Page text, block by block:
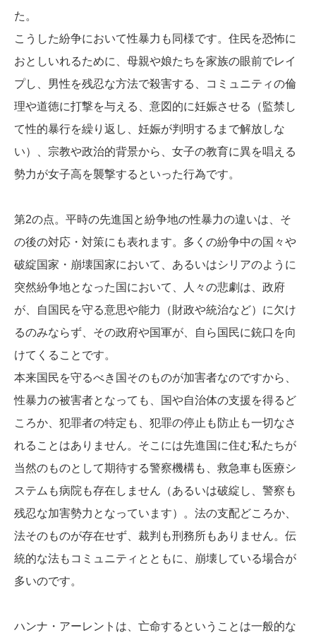
た。
こうした紛争において性暴力も同様です。住民を恐怖に
おとしいれるために、母親や娘たちを家族の眼前でレイ
プし、男性を残忍な方法で殺害する、コミュニティの倫
理や道徳に打撃を与える、意図的に妊娠させる（監禁し
て性的暴行を繰り返し、妊娠が判明するまで解放しな
い）、宗教や政治的背景から、女子の教育に異を唱える
勢力が女子高を襲撃するといった行為です。
第2の点。平時の先進国と紛争地の性暴力の違いは、そ
の後の対応・対策にも表れます。多くの紛争中の国々や
破綻国家・崩壊国家において、あるいはシリアのように
突然紛争地となった国において、人々の悲劇は、政府
が、自国民を守る意思や能力（財政や統治など）に欠け
るのみならず、その政府や国軍が、自ら国民に銃口を向
けてくることです。
本来国民を守るべき国そのものが加害者なのですから、
性暴力の被害者となっても、国や自治体の支援を得るど
ころか、犯罪者の特定も、犯罪の停止も防止も一切なさ
れることはありません。そこには先進国に住む私たちが
当然のものとして期待する警察機構も、救急車も医療シ
ステムも病院も存在しません（あるいは破綻し、警察も
残忍な加害勢力となっています）。法の支配どころか、
法そのものが存在せず、裁判も刑務所もありません。伝
統的な法もコミュニティとともに、崩壊している場合が
多いのです。
ハンナ・アーレントは、亡命するということは一般的な